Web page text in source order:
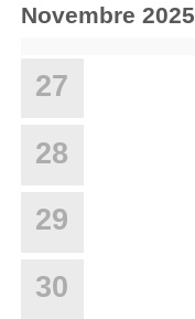
novembre 2025
27
28
29
30